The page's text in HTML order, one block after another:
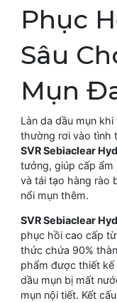
Phục
Sâu
Mụn
Làn da dầu mụn
thường rơi vào tình
SVR Sebiaclear
tưởng, giúp cấp ẩm
và tái tạo hàng rào
nổi mụn thêm.
SVR Sebiaclear
phục hồi cao cấp
thức chứa 90%
phẩm được thiết
dầu mụn bị mất
mụn nội tiết. Kết